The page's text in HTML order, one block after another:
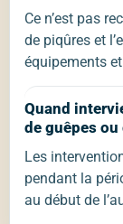
Ce n’est pas
de piqûres et
équipements
Quand
de guêpes
Les
pendant la
au début de